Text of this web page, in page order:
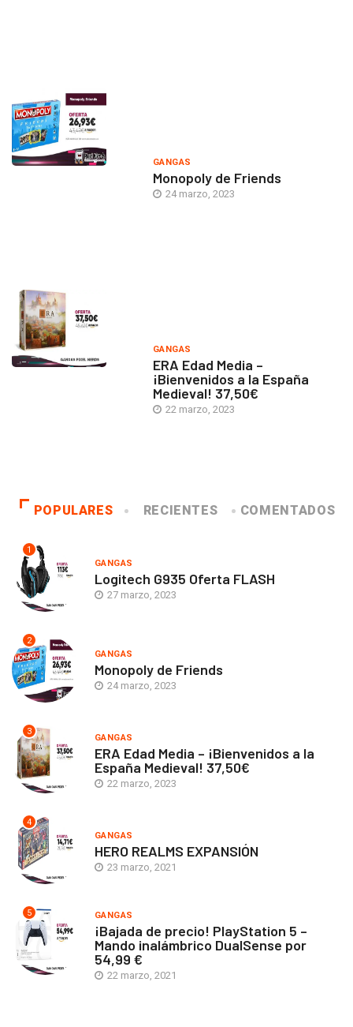
GANGAS
Monopoly de Friends
24 marzo, 2023
GANGAS
ERA Edad Media –
¡Bienvenidos a la España
Medieval! 37,50€
22 marzo, 2023
POPULARES RECIENTES COMENTADOS
1
GANGAS
Logitech G935 Oferta FLASH
27 marzo, 2023
2
GANGAS
Monopoly de Friends
24 marzo, 2023
3
GANGAS
ERA Edad Media – ¡Bienvenidos a la
España Medieval! 37,50€
22 marzo, 2023
4
GANGAS
HERO REALMS EXPANSIÓN
23 marzo, 2021
5 GANGAS
¡Bajada de precio! PlayStation 5 –
Mando inalámbrico DualSense por
54,99 €
22 marzo, 2021